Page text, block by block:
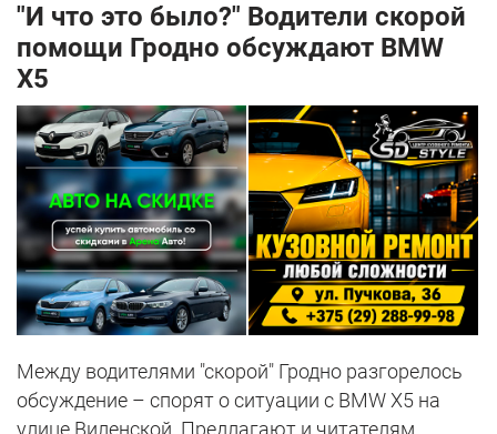
"И что это было?" Водители скорой
помощи Гродно обсуждают BMW
X5
Между водителями "скорой" Гродно разгорелось
обсуждение – спорят о ситуации с BMW X5 на
улице Виленской. Предлагают и читателям